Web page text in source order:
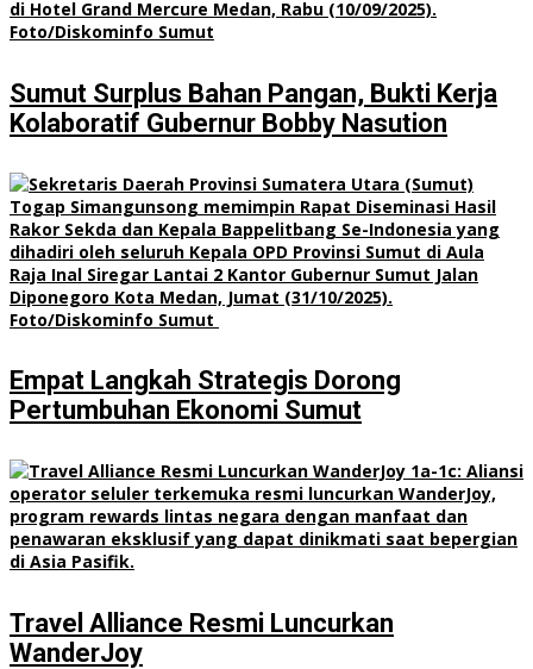
Sumut Surplus Bahan Pangan, Bukti Kerja
Kolaboratif Gubernur Bobby Nasution
Empat Langkah Strategis Dorong
Pertumbuhan Ekonomi Sumut
Travel Alliance Resmi Luncurkan
WanderJoy